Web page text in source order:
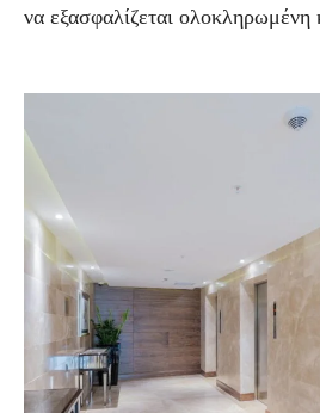
να εξασφαλίζεται